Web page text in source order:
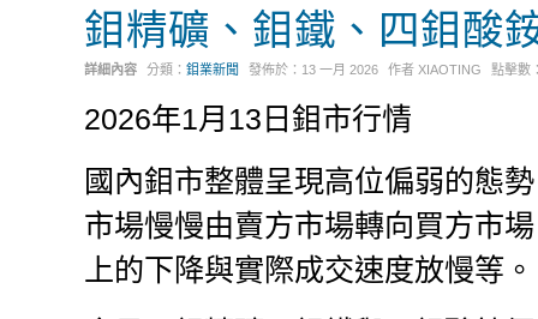
鉬精礦、鉬鐵、四鉬酸
詳細內容 分類： 鉬業新聞 發佈於： 13 一月 2026 作者 XIAOTING 點擊數
2026年1月13日鉬市行情
國內鉬市整體呈現高位偏弱的態
市場慢慢由賣方市場轉向買方市
上的下降與實際成交速度放慢等。